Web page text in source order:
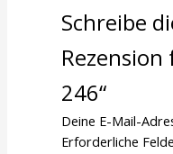
Schreibe
Rezension
246“
Deine E-Mail-
Erforderliche